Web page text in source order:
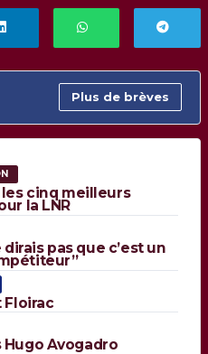
Plus de brèves
cinq meilleurs
la LNR
pas que c’est un
Floirac
Avogadro